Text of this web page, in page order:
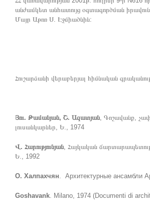
անժամկետ անհատույց օգտագործման
Մայր Աթոռ Ս. Էջմիածնին:
Հուշարձանի վերաբերյալ հիմնական
Յու. Թամանյան, Շ. Ազատյան, Գոշավանք,
լուսանկարներ, Ե., 1974
Վ. Հարությունյան, Հայկական
Ե., 1992
О. Халпахчян. Архитектурные ансамбли
Goshavank. Milano, 1974 (Documenti di